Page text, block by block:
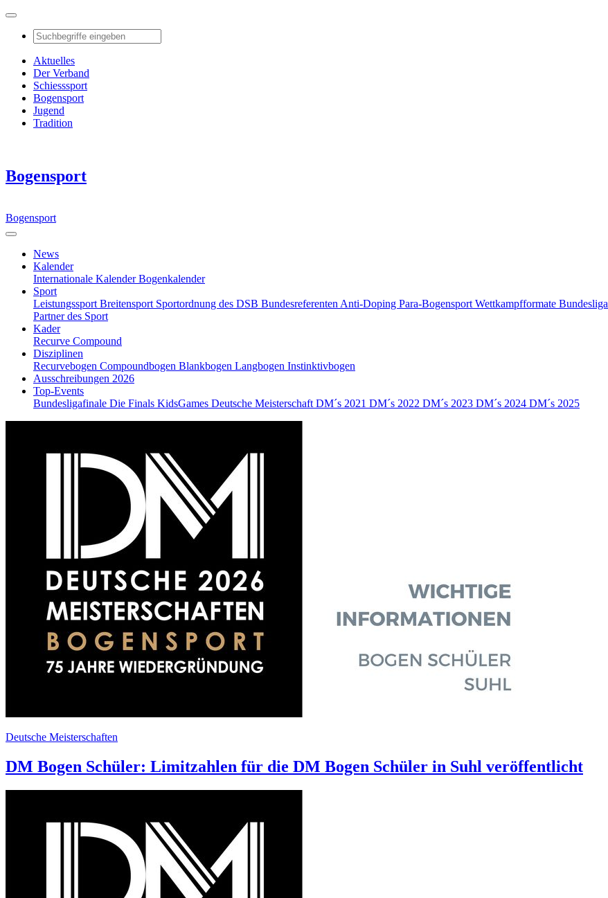
Aktuelles
Der Verband
Schiesssport
Bogensport
Jugend
Tradition
Bogensport
Bogensport
News
Kalender
Internationale KalenderBogenkalender
Sport
Leistungssport Breitensport Sportordnung des DSB Bundesreferenten Anti-Doping Para-Bogensport Wettkampfformate Bundesliga
Partner des Sport
Kader
Recurve Compound
Disziplinen
Recurvebogen Compoundbogen Blankbogen Langbogen Instinktivbogen
Ausschreibungen 2026
Top-Events
Bundesligafinale Die Finals KidsGames Deutsche Meisterschaft DM´s 2021 DM´s 2022 DM´s 2023 DM´s 2024 DM´s 2025
Deutsche Meisterschaften
DM Bogen Schüler: Limitzahlen für die DM Bogen Schüler in Suhl veröffentlicht